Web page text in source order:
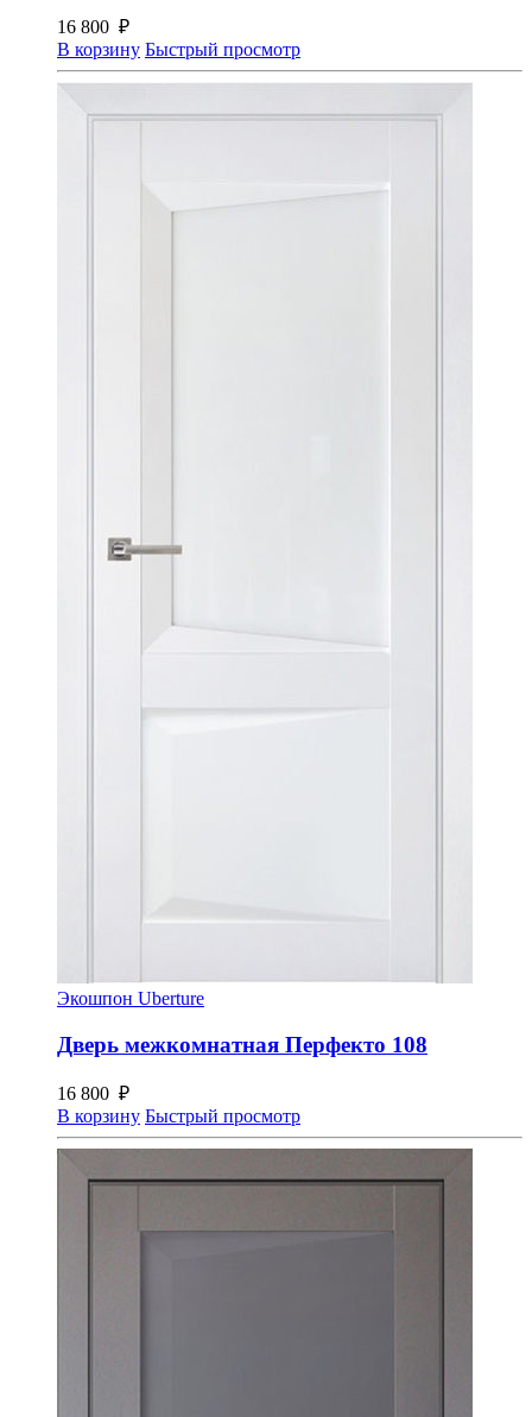
16 800 ₽
В корзину Быстрый просмотр
Экошпон Uberture
Дверь межкомнатная Перфекто 108
16 800 ₽
В корзину Быстрый просмотр